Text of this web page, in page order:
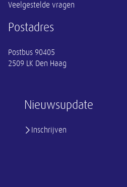
Nieuwsupdate
Inschrijven
Veelgestelde vragen
Postadres
Postbus 90405
2509 LK Den Haag